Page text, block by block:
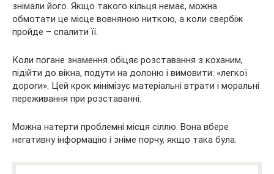
знімали його. Якщо такого кільця немає, можна
обмотати це місце вовняною ниткою, а коли свербіж
пройде – спалити її.
Коли погане знамення обіцяє розставання з коханим,
підійти до вікна, подути на долоню і вимовити: «легкої
дороги». Цей крок мінімізує матеріальні втрати і моральні
переживання при розставанні.
Можна натерти проблемні місця сіллю. Вона вбере
негативну інформацію і зніме порчу, якщо така була.